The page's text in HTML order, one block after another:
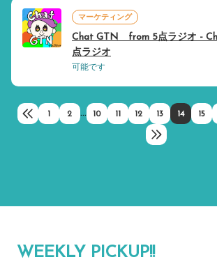
マーケティング
Chat GTN from 5点ラジオ -
点ラジオ
可能です
1 2 ... 10 11 12 13 14 15
WEEKLY PICKUP!!